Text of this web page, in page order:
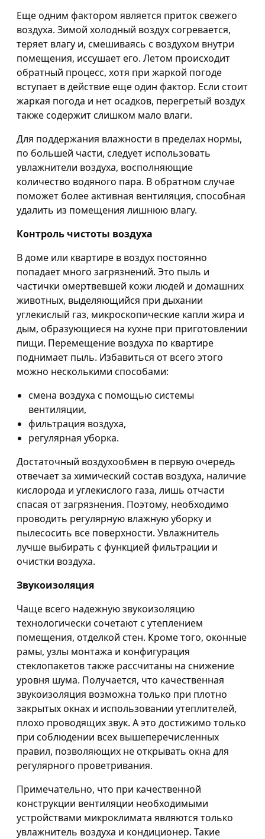
Еще одним фактором является приток свежего
воздуха. Зимой холодный воздух согревается,
теряет влагу и, смешиваясь с воздухом внутри
помещения, иссушает его. Летом происходит
обратный процесс, хотя при жаркой погоде
вступает в действие еще один фактор. Если стоит
жаркая погода и нет осадков, перегретый воздух
также содержит слишком мало влаги.
Для поддержания влажности в пределах нормы,
по большей части, следует использовать
увлажнители воздуха, восполняющие
количество водяного пара. В обратном случае
поможет более активная вентиляция, способная
удалить из помещения лишнюю влагу.
Контроль чистоты воздуха
В доме или квартире в воздух постоянно
попадает много загрязнений. Это пыль и
частички омертвевшей кожи людей и домашних
животных, выделяющийся при дыхании
углекислый газ, микроскопические капли жира и
дым, образующиеся на кухне при приготовлении
пищи. Перемещение воздуха по квартире
поднимает пыль. Избавиться от всего этого
можно несколькими способами:
смена воздуха с помощью системы
вентиляции,
фильтрация воздуха,
регулярная уборка.
Достаточный воздухообмен в первую очередь
отвечает за химический состав воздуха, наличие
кислорода и углекислого газа, лишь отчасти
спасая от загрязнения. Поэтому, необходимо
проводить регулярную влажную уборку и
пылесосить все поверхности. Увлажнитель
лучше выбирать с функцией фильтрации и
очистки воздуха.
Звукоизоляция
Чаще всего надежную звукоизоляцию
технологически сочетают с утеплением
помещения, отделкой стен. Кроме того, оконные
рамы, узлы монтажа и конфигурация
стеклопакетов также рассчитаны на снижение
уровня шума. Получается, что качественная
звукоизоляция возможна только при плотно
закрытых окнах и использовании утеплителей,
плохо проводящих звук. А это достижимо только
при соблюдении всех вышеперечисленных
правил, позволяющих не открывать окна для
регулярного проветривания.
Примечательно, что при качественной
конструкции вентиляции необходимыми
устройствами микроклимата являются только
увлажнитель воздуха и кондиционер. Такие